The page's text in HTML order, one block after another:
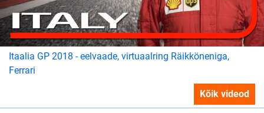
Itaalia GP 2018 - eelvaade, virtuaalring Räikköneniga,
Ferrari
Kõik videod